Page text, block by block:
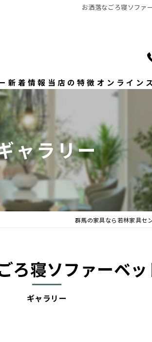
お洒落なごろ寝ソファ
新着情報 当店の特徴
ダイニングセット
ベッド
おしゃれ
オンライン
ャラリー
群馬の家具なら若林家具セ
ギャラリー
ろ寝ソファーベッ